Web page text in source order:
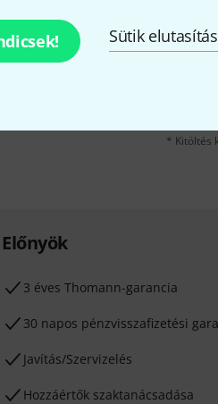
Sütik
és kis szerencsével
egyikét.
e-
A
erről. A
* Kitöltés
Előnyök
3 éves Thomann-garancia
30 napos pénzvisszafizetési
Javítás/Szervizelés
Hozzáértők szaktanácsadása